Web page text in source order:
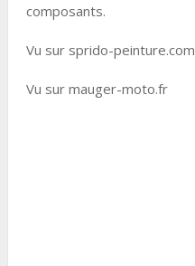
composants.
Vu sur sprido-peinture.com
Vu sur mauger-moto.fr